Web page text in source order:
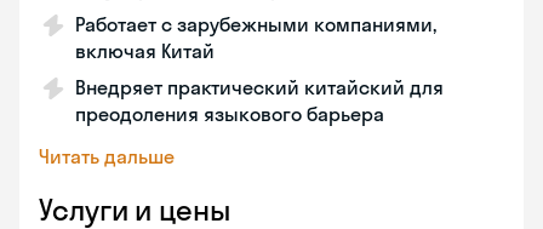
Работает с зарубежными компаниями,
включая Китай
Внедряет практический китайский для
преодоления языкового барьера
Читать дальше
Услуги и цены